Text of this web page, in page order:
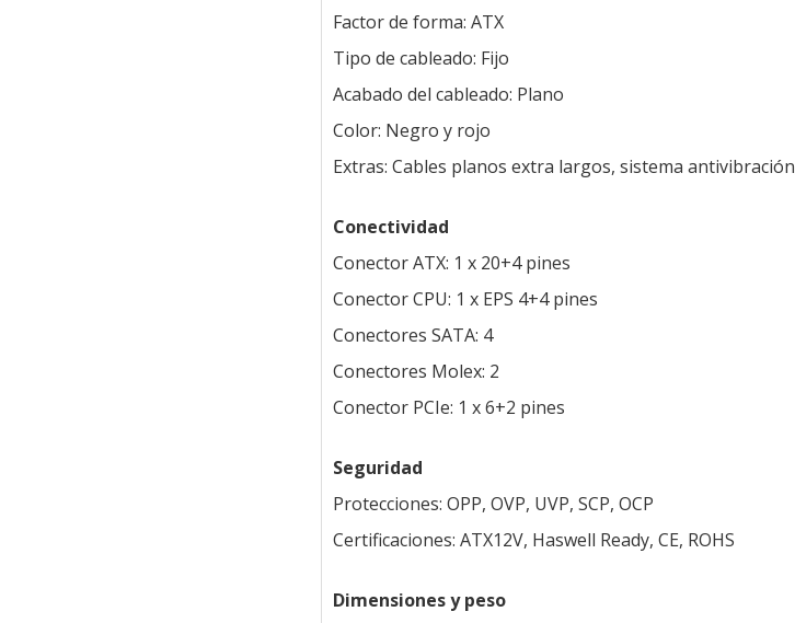
Factor de forma: ATX
Tipo de cableado: Fijo
Acabado del cableado: Plano
Color: Negro y rojo
Extras: Cables planos extra largos, sistema
Conectividad
Conector ATX: 1 x 20+4 pines
Conector CPU: 1 x EPS 4+4 pines
Conectores SATA: 4
Conectores Molex: 2
Conector PCIe: 1 x 6+2 pines
Seguridad
Protecciones: OPP, OVP, UVP, SCP, OCP
Certificaciones: ATX12V, Haswell Ready, CE, ROHS
Dimensiones y peso